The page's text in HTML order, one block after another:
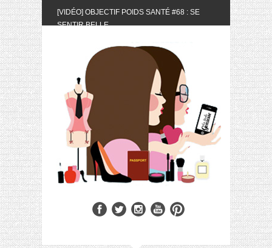
[VIDÉO] OBJECTIF POIDS SANTÉ #68 : SE
SENTIR BELLE
MOIS DE MAI 2024
[VIDÉO] UNBOXING : LES MY LITTLE &
BIOTYFULL BOX DU MOIS DE MAI 2024 FEAT.
AKILA
[VIDÉO] LA SÉLECTION DU MOIS #AVRIL2024
[VIDÉO] QUITOQUE #10 : MEAL PREP &
CONVIVIALITÉ
[VIDÉO] UNBOXING : LES MY LITTLE &
BIOTYFULL BOX DU MOIS D’AVRIL 2024
FEAT. AKILA
[VIDÉO] OBJECTIF POIDS SANTÉ #67 : L’AVIS
[VIDÉO] UNBOXING : LES MY LITTLE &